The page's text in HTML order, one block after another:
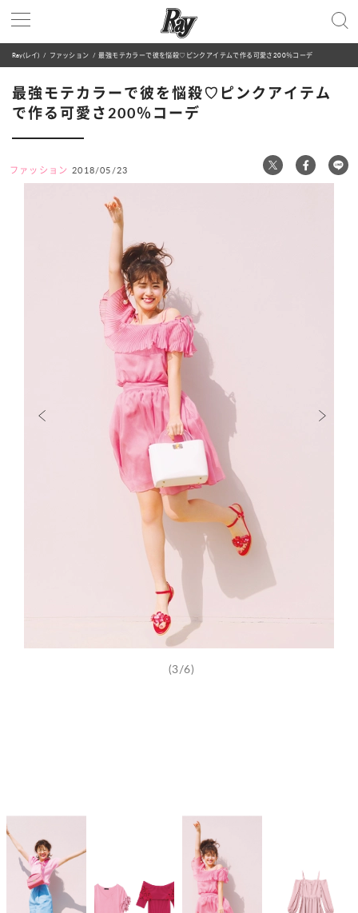
Ray(レイ) ファッション 最強モテカラーで彼を悩殺♡ピンクアイテムで作る可愛さ200％コーデ
最強モテカラーで彼を悩殺♡ピンクアイテム
で作る可愛さ200％コーデ
ファッション 2018/05/23
(3/6)